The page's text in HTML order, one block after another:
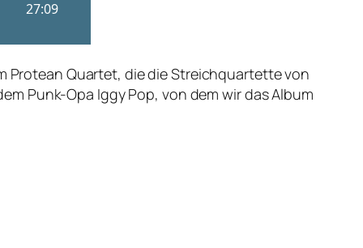
Protean Quartet, die die Streichquartette von
Punk-Opa Iggy Pop, von dem wir das Album